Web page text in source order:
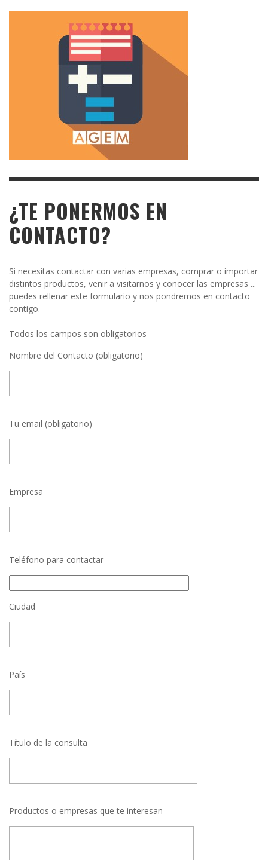
¿TE PONERMOS EN
CONTACTO?
Si necesitas contactar con varias empresas, comprar o importar
distintos productos, venir a visitarnos y conocer las empresas ...
puedes rellenar este formulario y nos pondremos en contacto
contigo.
Todos los campos son obligatorios
Nombre del Contacto (obligatorio)
Tu email (obligatorio)
Empresa
Teléfono para contactar
Ciudad
País
Título de la consulta
Productos o empresas que te interesan